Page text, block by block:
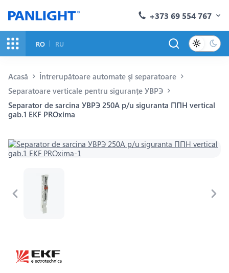
+373 69 554 767
RO RU
Acasă
Întrerupătoare automate şi separatoare
Separatoare verticale pentru siguranțe УВРЭ
Separator de sarcina УВРЭ 250A p/u siguranta ППН vertical
gab.1 EKF PROxima